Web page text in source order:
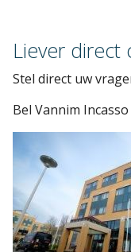
Liever direct
Stel direct uw
Bel Vannim